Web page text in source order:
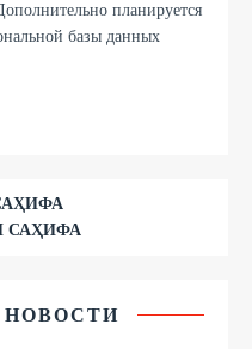
планируется
базы данных
САҲИФА